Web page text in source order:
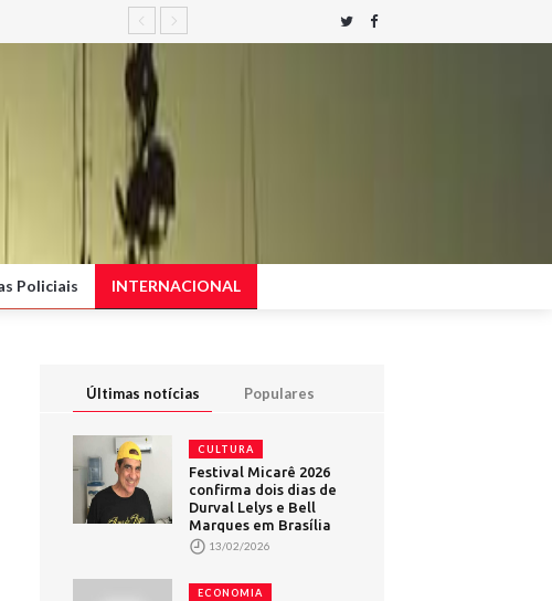
Policiais INTERNACIONAL
Últimas notícias Populares
CULTURA
Festival Micarê 2026
confirma dois dias de
Durval Lelys e Bell
Marques em Brasília
13/02/2026
ECONOMIA